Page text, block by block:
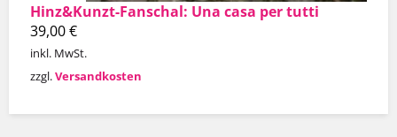
Hinz&Kunzt-Fanschal: Una casa per tutti
39,00€
inkl. MwSt.
zzgl.Versandkosten